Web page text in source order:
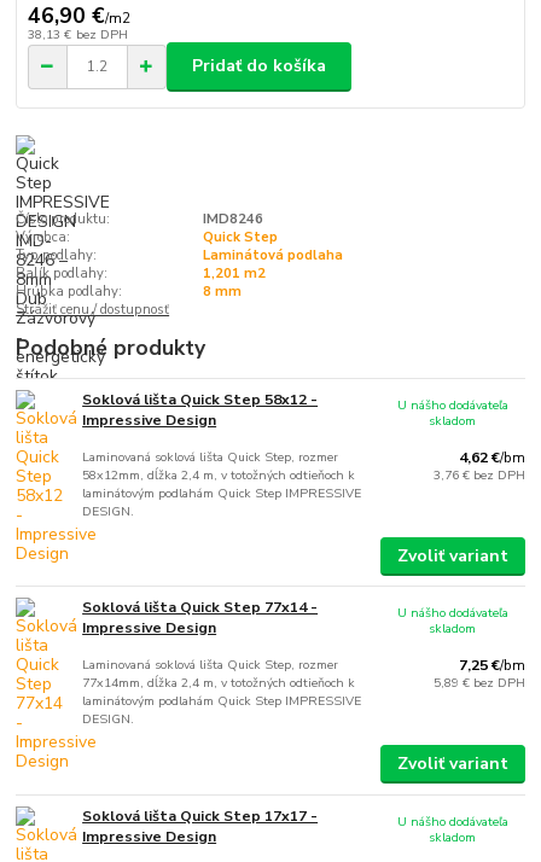
46,90 €/m2
38,13 € bez DPH
Pridať do košíka
Číslo produktu:
IMD8246
Výrobca:
Quick Step
Typ podlahy:
Laminátová podlaha
Balík podlahy:
1,201 m2
Hrúbka podlahy:
8 mm
Strážiť cenu / dostupnosť
Podobné produkty
Soklová lišta Quick Step 58x12 -
Impressive Design
Laminovaná soklová lišta Quick Step, rozmer
58x12mm, dĺžka 2,4 m, v totožných odtieňoch k
laminátovým podlahám Quick Step IMPRESSIVE
DESIGN.
4,62 €/bm
3,76 € bez DPH
U nášho dodávateľa
skladom
Zvoliť variant
Soklová lišta Quick Step 77x14 -
Impressive Design
Laminovaná soklová lišta Quick Step, rozmer
77x14mm, dĺžka 2,4 m, v totožných odtieňoch k
laminátovým podlahám Quick Step IMPRESSIVE
DESIGN.
7,25 €/bm
5,89 € bez DPH
U nášho dodávateľa
skladom
Zvoliť variant
Soklová lišta Quick Step 17x17 -
Impressive Design
U nášho dodávateľa
skladom